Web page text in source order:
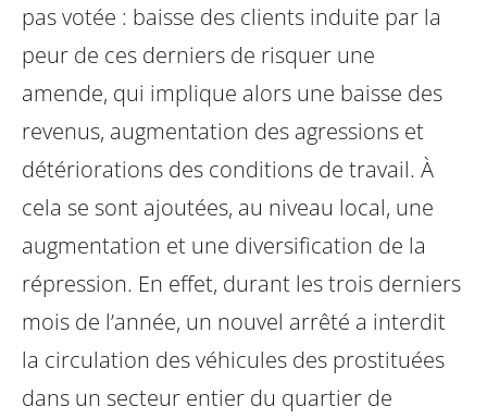
pas votée : baisse des clients induite par la
peur de ces derniers de risquer une
amende, qui implique alors une baisse des
revenus, augmentation des agressions et
détériorations des conditions de travail. À
cela se sont ajoutées, au niveau local, une
augmentation et une diversification de la
répression. En effet, durant les trois derniers
mois de l’année, un nouvel arrêté a interdit
la circulation des véhicules des prostituées
dans un secteur entier du quartier de